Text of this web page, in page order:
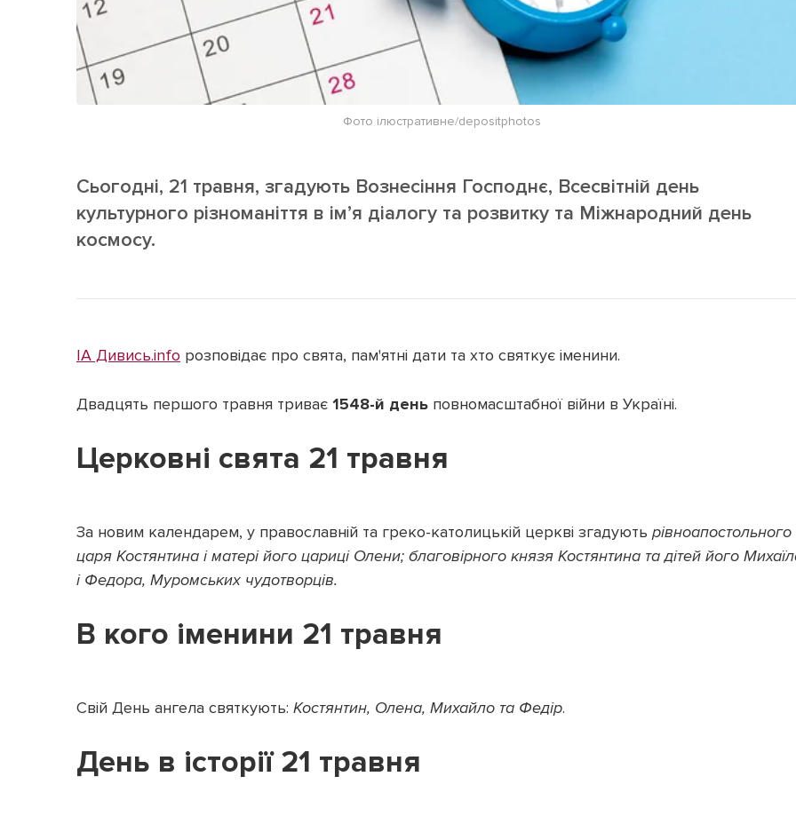
Фото ілюстративне/depositphotos
Сьогодні, 21 травня, згадують Вознесіння Господнє, Всесвітній день
культурного різноманіття в ім’я діалогу та розвитку та Міжнародний день
космосу.
ІА Дивись.info розповідає про свята, пам'ятні дати та хто святкує іменини.
Двадцять першого травня триває 1548-й день повномасштабної війни в Україні.
Церковні свята 21 травня
За новим календарем, у православній та греко-католицькій церкві згадують рівноапостольного
царя Костянтина і матері його цариці Олени; благовірного князя Костянтина та дітей його
і Федора, Муромських чудотворців.
В кого іменини 21 травня
Свій День ангела святкують: Костянтин, Олена, Михайло та Федір.
День в історії 21 травня